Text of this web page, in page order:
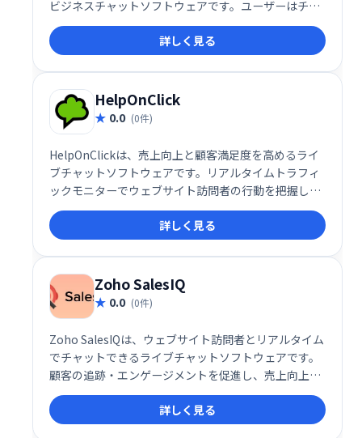
ビジネスチャットソフトウェアです。ユーザーはチャ
ットボットを作成して展開し、顧客、訪問者、潜在的
な顧客と関わり、クエリへのスマートな応答を提供で
きます。
詳しく見る
HelpOnClick
0.0 (0件)
HelpOnClickは、売上向上と顧客満足度を高めるライ
ブチャットソフトウェアです。リアルタイムトラフィ
ックモニターでウェブサイト訪問者の行動を把握し、
適切なタイミングでチャットに招待することで、見込
み客を顧客へと転換します。ウェブサイトへの訪問者
を逃さず、エンゲージメントを高め、売上を伸ばした
い企業に最適なソリューションです。
詳しく見る
Zoho SalesIQ
0.0 (0件)
Zoho SalesIQは、ウェブサイト訪問者とリアルタイム
でチャットできるライブチャットソフトウェアです。
顧客の追跡・エンゲージメントを促進し、売上向上に
貢献します。SEOや広告の効果測定にも役立ちます。2
ユーザーまでは無料で利用可能です。 今すぐ無料プラ
ンを始めましょう！
詳しく見る